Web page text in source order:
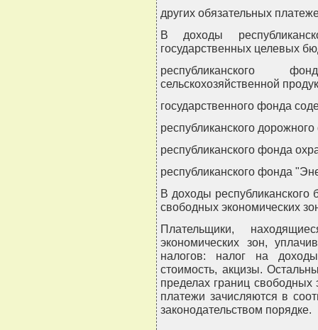
других обязательных
В доходы
государственных целевых
республиканского
сельскохозяйственной
государственного фонда
республиканского
республиканского фонда
республиканского фонда
В доходы
свободных экономических
Плательщики,
экономических зон,
налогов: налог на
стоимость, акцизы.
пределах границ свободных
платежи зачисляются в
законодательством порядке.